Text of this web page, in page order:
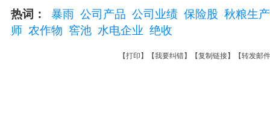
热词： 暴雨 公司产品 公司业绩 保险股 秋粮生产
师 农作物 窖池 水电企业 绝收
【打印 】【我要纠错】【复制链接】【转发邮件